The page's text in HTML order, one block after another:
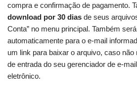
compra e confirmação de pagamento.
download por 30 dias de seus
Conta” no menu principal. Também
automaticamente para o e-mail
um link para baixar o arquivo, caso
de entrada do seu gerenciador de e-
eletrônico.